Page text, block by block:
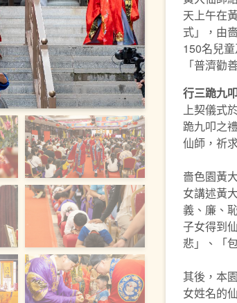
天上午在
式」，由
150名兒
「普濟勸
行三跪九
上契儀式
跪九叩之
仙師，祈
嗇色園黃
女講述黃
義、廉、
子女得到
悲」、「
其後，本
女姓名的